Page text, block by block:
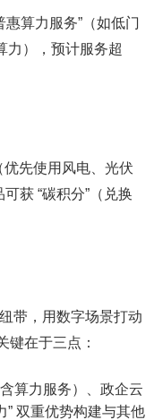
算力服务”（如低门
力），预计服务超
优先使用风电、光伏
获 “碳积分”（兑换
带，用数字场景打动
键在于三点：​
算力服务）、政企云
” 双重优势构建与其他